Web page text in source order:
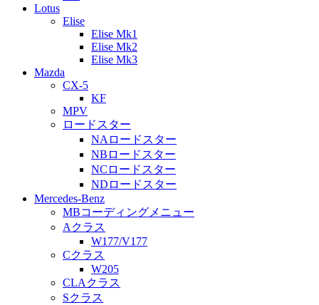
Lotus
Elise
Elise Mk1
Elise Mk2
Elise Mk3
Mazda
CX-5
KF
MPV
ロードスター
NAロードスター
NBロードスター
NCロードスター
NDロードスター
Mercedes-Benz
MBコーディングメニュー
Aクラス
W177/V177
Cクラス
W205
CLAクラス
Sクラス